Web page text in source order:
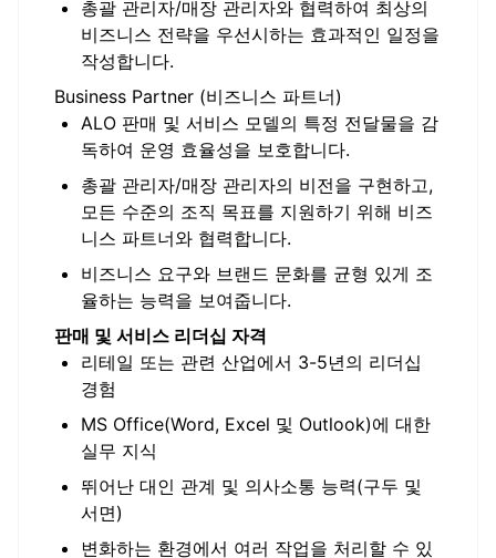
총괄 관리자/매장 관리자와 협력하여 최상의
비즈니스 전략을 우선시하는 효과적인 일정을
작성합니다.
Business Partner (비즈니스 파트너)
ALO 판매 및 서비스 모델의 특정 전달물을 감
독하여 운영 효율성을 보호합니다.
총괄 관리자/매장 관리자의 비전을 구현하고,
모든 수준의 조직 목표를 지원하기 위해 비즈
니스 파트너와 협력합니다.
비즈니스 요구와 브랜드 문화를 균형 있게 조
율하는 능력을 보여줍니다.
판매 및 서비스 리더십 자격
리테일 또는 관련 산업에서 3-5년의 리더십
경험
MS Office(Word, Excel 및 Outlook)에 대한
실무 지식
뛰어난 대인 관계 및 의사소통 능력(구두 및
서면)
변화하는 환경에서 여러 작업을 처리할 수 있